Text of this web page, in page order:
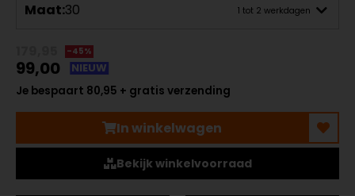
Maat:30 1 tot 2 werkdagen
-45%
99,00
NIEUW
Je bespaart 80,95 + gratis verzending
In winkelwagen
Bekijk winkelvoorraad